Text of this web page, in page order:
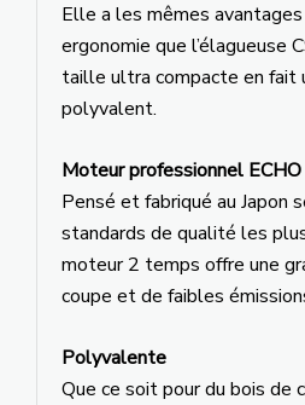
Elle a les mêmes
ergonomie que l’élagueuse
taille ultra compacte en fait
polyvalent.
Moteur professionnel
Pensé et fabriqué au Japon
standards de qualité les
moteur 2 temps offre une
coupe et de faibles
Polyvalente
Que ce soit pour du bois de